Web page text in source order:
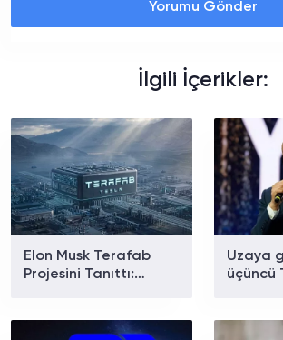
Yorumu Gönder
İlgili İçerikler:
Elon Musk Terafab
Projesini Tanıttı:
Uzaya
üçüncü